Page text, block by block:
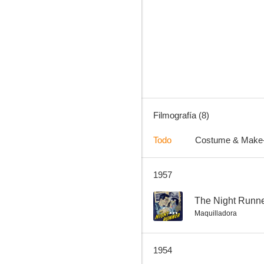
Filmografía (8)
Todo Costume &
1957
-- The Night
Maquilladora
1954